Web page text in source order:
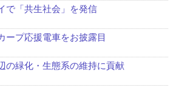
で「共生社会」を発信
ープ応援電車をお披露目
の緑化・生態系の維持に貢献